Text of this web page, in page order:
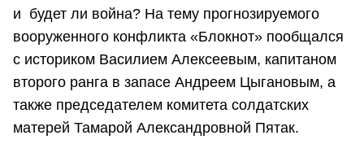
и будет ли война? На тему прогнозируемого
вооруженного конфликта «Блокнот» пообщался
с историком Василием Алексеевым, капитаном
второго ранга в запасе Андреем Цыгановым, а
также председателем комитета солдатских
матерей Тамарой Александровной Пятак.